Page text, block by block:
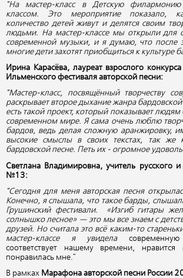
"На мастер-класс в Детскую
классом. Это мероприятие показало,
количество детей живут и делятся своим
людьми. На мастер-классе мы открыли для
современной музыки, и я думаю, что после
многие дети захотят приобщиться к культуре
Ирина Карасёва, лауреат взрослого
Ильменского фестиваля авторской песни:
"Мастер-класс, посвящённый творчеству
раскрывает второе дыхание жанра
есть такой проект, который показывает
современном мире. Я сама очень люблю
бардов, ведь делая сложную аранжировку,
высокие смыслы в своих текстах, так же
бардовской песне. Петь их - огромное
Светлана Владимировна, учитель русского
№13:
"Сегодня для меня авторская песня
Конечно, я слышала, что такое барды,
Грушинский фестивали. «Изгиб гитары
солнышко лесное» — это мы все знаем с
друзей. Но считала это всё каким-то
мастер-классе я увиделасовременную
соответствует нашему времени,
понравилась мне."
В рамках Марафона авторской песни России